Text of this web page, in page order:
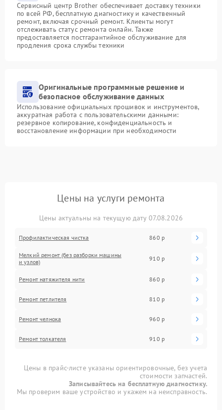
Сервисный центр Brother обеспечивает доставку техники
по всей РФ, бесплатную диагностику и качественный
ремонт, включая срочный ремонт. Клиенты могут
отслеживать статус ремонта онлайн. Также
предоставляется постгарантийное обслуживание для
продления срока службы техники
Оригинальные программные решение и
безопасное обслуживание данных
Использование официальных прошивок и инструментов,
аккуратная работа с пользовательскими данными:
резервное копирование, конфиденциальность и
восстановление информации при необходимости
Цены на услуги ремонта
Цены актуальны на текущую дату 07.08.2026
Профилактическая чистка 860 р
Мелкий ремонт (без разборки машины
и узлов)
910 р
Ремонт натяжителя нити 860 р
Ремонт петлителя 810 р
Ремонт челнока 960 р
Ремонт толкателя 910 р
Цены в прайс-листе указаны ориентировочные, без учета
стоимости запчастей.
Записывайтесь на бесплатную диагностику.
Мы проверим ваше устройство и укажем на неисправность.